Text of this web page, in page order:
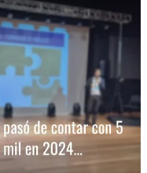
Cultural Maldonado